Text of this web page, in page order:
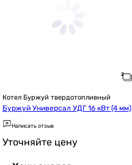
Котел Буржуй твердотопливный
Буржуй Универсал УДГ 16 кВт (4 мм)
Написать отзыв
Уточняйте цену